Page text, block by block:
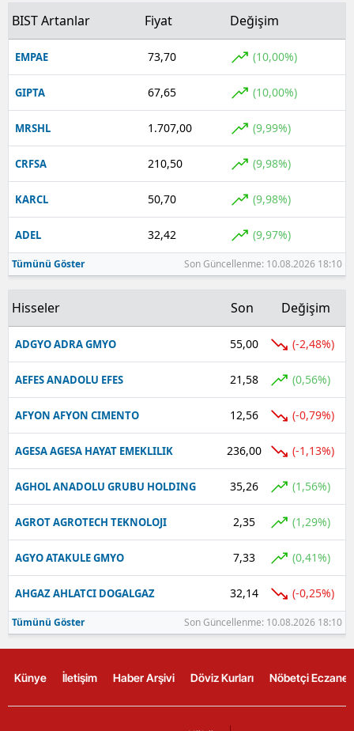
BIST Artanlar Fiyat Değişim
EMPAE 73,70 (10,00%)
GIPTA 67,65 (10,00%)
MRSHL 1.707,00 (9,99%)
CRFSA 210,50 (9,98%)
KARCL 50,70 (9,98%)
ADEL 32,42 (9,97%)
Tümünü Göster Son Güncellenme: 10.08.2026 18:10
Hisseler Son Değişim
ADGYO ADRA GMYO 55,00 (-2,48%)
AEFES ANADOLU EFES 21,58 (0,56%)
AFYON AFYON CIMENTO 12,56 (-0,79%)
AGESA AGESA HAYAT EMEKLILIK 236,00 (-1,13%)
AGHOL ANADOLU GRUBU HOLDING 35,26 (1,56%)
AGROT AGROTECH TEKNOLOJI 2,35 (1,29%)
AGYO ATAKULE GMYO 7,33 (0,41%)
AHGAZ AHLATCI DOGALGAZ 32,14 (-0,25%)
Tümünü Göster Son Güncellenme: 10.08.2026 18:10
Künye İletişim Haber Arşivi Döviz Kurları Nöbetçi